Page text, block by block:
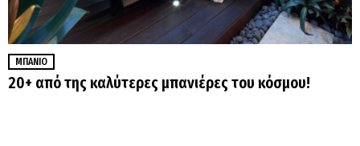
ΜΠΆΝΙΟ
20+ από της καλύτερες μπανιέρες του κόσμου!